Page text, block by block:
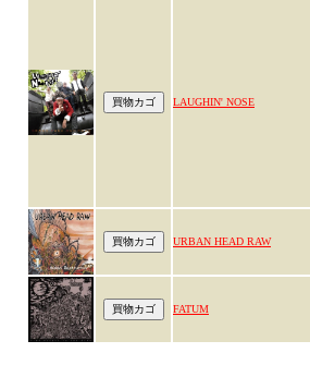
LAUGHIN' NOSE
URBAN HEAD RAW
FATUM